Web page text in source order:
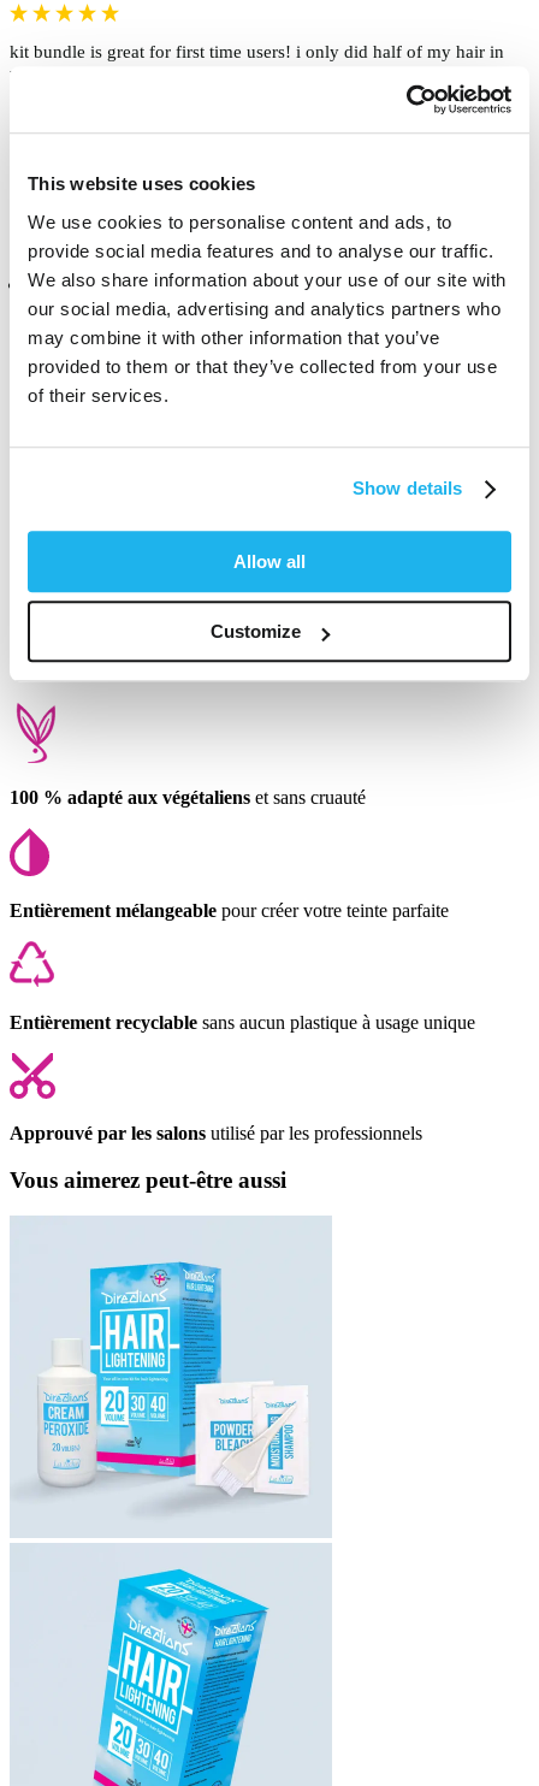
This website uses cookies
We use cookies to personalise content and ads, to
provide social media features and to analyse our traffic.
We also share information about your use of our site with
our social media, advertising and analytics partners who
may combine it with other information that you’ve
provided to them or that they’ve collected from your use
of their services.
Show details
Allow all
Customize
kit bundle is great for first time users! i only did half of my hair in
bleach on medium straight length hair and i used all the product, so
Client vérifié
Elizabeth SHAW
London, GB
enough left over to go over any missed bits after the first try
il y a 9 mois
100 % adapté aux végétaliens et sans cruauté
Entièrement mélangeable pour créer votre teinte parfaite
Entièrement recyclable sans aucun plastique à usage unique
Approuvé par les salons utilisé par les professionnels
Vous aimerez peut-être aussi